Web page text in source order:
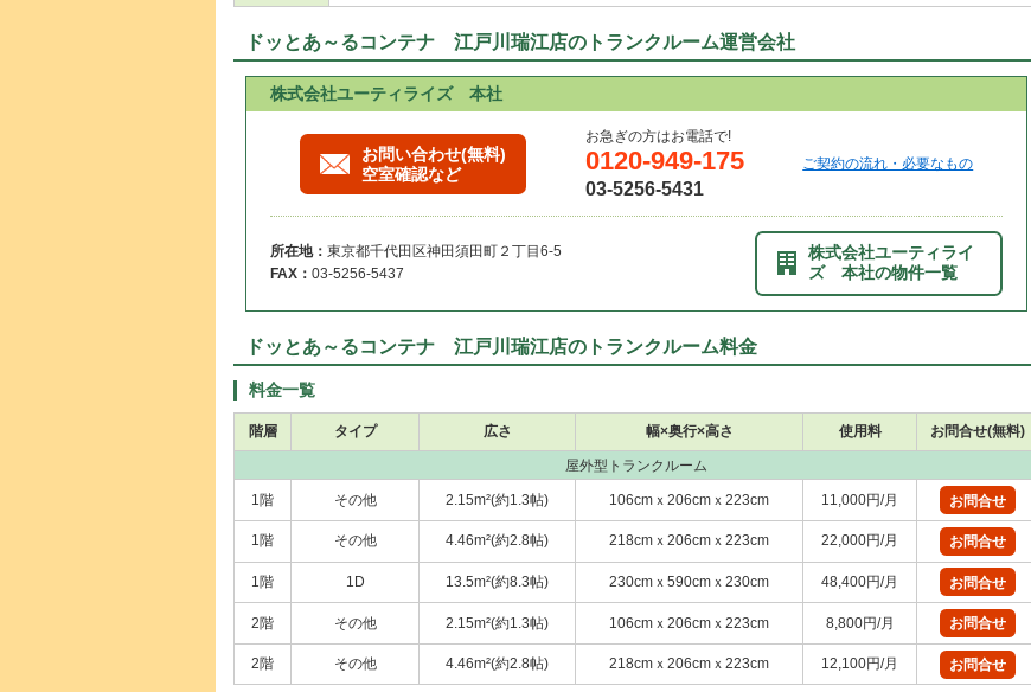
ドッとあ～るコンテナ 江戸川瑞江店のトランクルーム運営会社
株式会社ユーティライズ 本社
お問い合わせ(無料)
空室確認など
お急ぎの方はお電話で!
0120-949-175
03-5256-5431
ご契約の流れ・必要なもの
所在地： 東京都千代田区神田須田町２丁目6-5
FAX： 03-5256-5437
株式会社ユーティライ
ズ 本社の物件一覧
ドッとあ～るコンテナ 江戸川瑞江店のトランクルーム料金
料金一覧
階層 タイプ 広さ 幅×奥行×高さ 使用料 お問合せ(無料)
屋外型トランクルーム
1階 その他 2.15m²(約1.3帖) 106cmｘ206cmｘ223cm 11,000円/月 お問合せ
1階 その他 4.46m²(約2.8帖) 218cmｘ206cmｘ223cm 22,000円/月 お問合せ
1階 1D 13.5m²(約8.3帖) 230cmｘ590cmｘ230cm 48,400円/月 お問合せ
2階 その他 2.15m²(約1.3帖) 106cmｘ206cmｘ223cm 8,800円/月 お問合せ
2階 その他 4.46m²(約2.8帖) 218cmｘ206cmｘ223cm 12,100円/月 お問合せ